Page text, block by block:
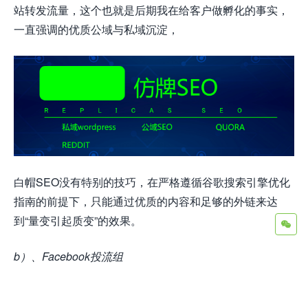
站转发流量，这个也就是后期我在给客户做孵化的事实，
一直强调的优质公域与私域沉淀，
白帽SEO没有特别的技巧，在严格遵循谷歌搜索引擎优化
指南的前提下，只能通过优质的内容和足够的外链来达
到“量变引起质变”的效果。
b）、Facebook投流组